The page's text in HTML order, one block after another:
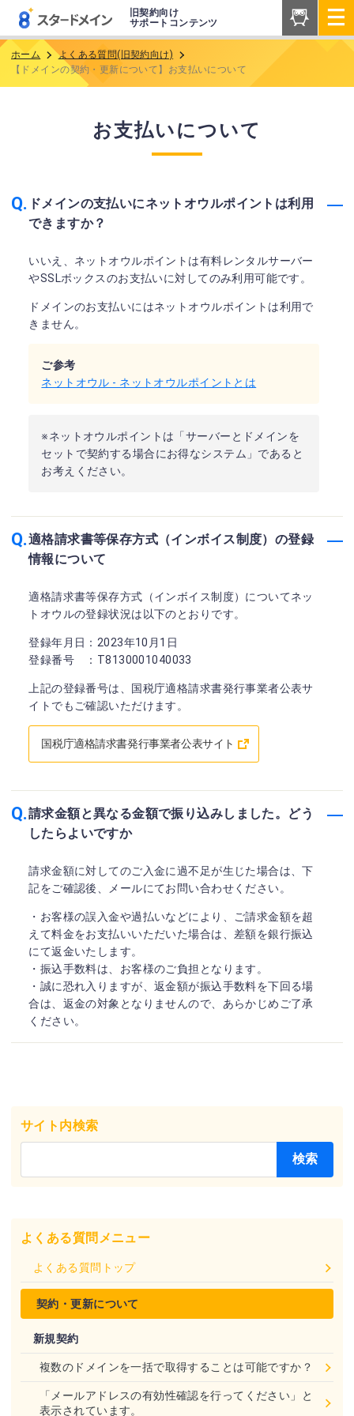
旧契約向け
サポートコンテンツ
ホーム
よくある質問(旧契約向け)
【ドメインの契約・更新について】お支払いについて
お支払いについて
ドメインの支払いにネットオウルポイントは利用
できますか？
いいえ、ネットオウルポイントは有料レンタルサーバー
やSSLボックスのお支払いに対してのみ利用可能です。
ドメインのお支払いにはネットオウルポイントは利用で
きません。
ご参考
ネットオウル - ネットオウルポイントとは
※ネットオウルポイントは「サーバーとドメインを
セットで契約する場合にお得なシステム」であると
お考えください。
適格請求書等保存方式（インボイス制度）の登録
情報について
適格請求書等保存方式（インボイス制度）についてネッ
トオウルの登録状況は以下のとおりです。
登録年月日：2023年10月1日
登録番号 ：T8130001040033
上記の登録番号は、国税庁適格請求書発行事業者公表サ
イトでもご確認いただけます。
国税庁適格請求書発行事業者公表サイト
請求金額と異なる金額で振り込みしました。どう
したらよいですか
請求金額に対してのご入金に過不足が生じた場合は、下
記をご確認後、メールにてお問い合わせください。
・お客様の誤入金や過払いなどにより、ご請求金額を超
えて料金をお支払いいただいた場合は、差額を銀行振込
にて返金いたします。
・振込手数料は、お客様のご負担となります。
・誠に恐れ入りますが、返金額が振込手数料を下回る場
合は、返金の対象となりませんので、あらかじめご了承
ください。
サイト内検索
よくある質問メニュー
よくある質問トップ
契約・更新について
新規契約
複数のドメインを一括で取得することは可能ですか？
「メールアドレスの有効性確認を行ってください」と
表示されています。